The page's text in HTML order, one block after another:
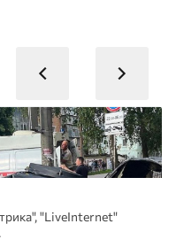
"LiveInternet"